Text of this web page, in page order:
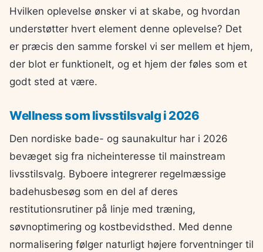
Hvilken oplevelse ønsker vi at skabe, og hvordan
understøtter hvert element denne oplevelse? Det
er præcis den samme forskel vi ser mellem et hjem,
der blot er funktionelt, og et hjem der føles som et
godt sted at være.
Wellness som livsstilsvalg i 2026
Den nordiske bade- og saunakultur har i 2026
bevæget sig fra nicheinteresse til mainstream
livsstilsvalg. Byboere integrerer regelmæssige
badehusbesøg som en del af deres
restitutionsrutiner på linje med træning,
søvnoptimering og kostbevidsthed. Med denne
normalisering følger naturligt højere forventninger til